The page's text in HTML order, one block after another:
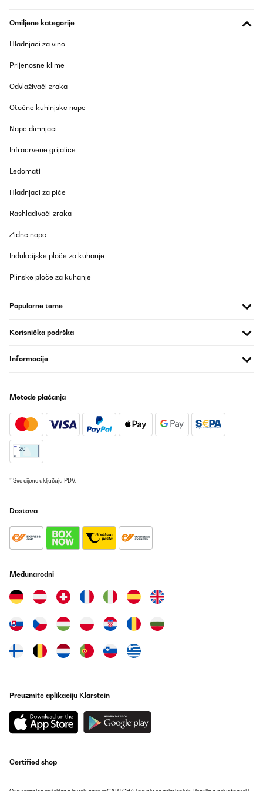
A funcționat bine in primul an. Când să îl pun la treabă în iulie
Nu mai baga aer rece. Surpriza mare a fist că trebuie să îl
posibilitatea să rezolvi local cu garanția. O mare problema.
Aleca
Amazon-Benutzer
mobile phone. I did encounter one issue with the app: when I try
of accessories that allow you to secure an open window, which is
POTVRĐENI PREGLED
01/07/2025
halt leider auch nicht die leiseste aber sie muss ja auch kühlen
schlechten Empfehlung der Klimaanlage überhaupt nicht
nachvollziehen! Auch funktioniert die App absolut tadellos!
Amazon-Benutzer
Sehr gute Kühl leistung,starkes Gebläse
Amazon-Benutzer
Omiljene kategorije
Hladnjaci za vino
Prijenosne klime
Odvlaživači zraka
Otočne kuhinjske nape
Nape dimnjaci
Infracrvene grijalice
Ledomati
Hladnjaci za piće
Rashlađivači zraka
Zidne nape
Indukcijske ploče za kuhanje
Plinske ploče za kuhanje
Popularne teme
Korisnička podrška
Informacije
Metode plaćanja
* Sve cijene uključuju PDV.
Dostava
Međunarodni
Preuzmite aplikaciju Klarstein
Certified shop